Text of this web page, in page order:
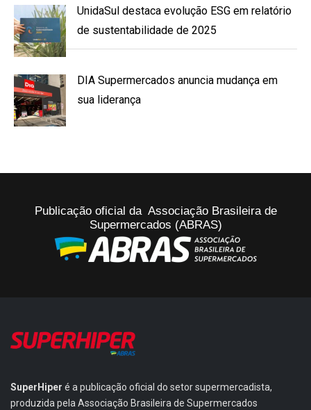
UnidaSul destaca evolução ESG em relatório
de sustentabilidade de 2025
DIA Supermercados anuncia mudança em
sua liderança
Publicação oficial da Associação Brasileira de
Supermercados (ABRAS)
SuperHiper é a publicação oficial do setor supermercadista,
produzida pela Associação Brasileira de Supermercados